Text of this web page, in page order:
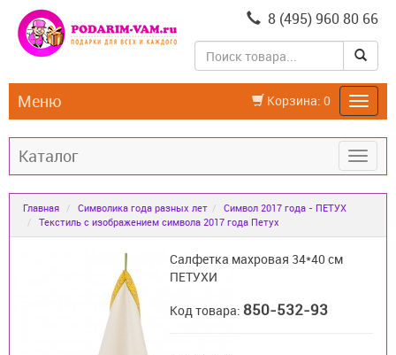
8 (495) 960 80 66
Корзина: 0
Меню
Каталог
Главная Символика года разных лет
Символ 2017 года - ПЕТУХ
Текстиль с изображением символа 2017 года Петух
Салфетка махровая 34*40 см
ПЕТУХИ
Код товара:850-532-93